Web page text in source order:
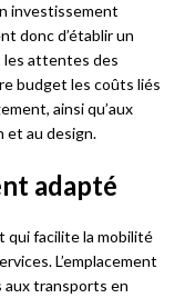
investissement
donc d’établir un
les attentes des
budget les coûts liés
ainsi qu’aux
et au design.
adapté
qui facilite la mobilité
L’emplacement
aux transports en